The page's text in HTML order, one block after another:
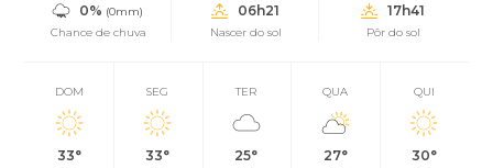
0% (0mm)
Chance de chuva
06h21
Nascer do sol
17h41
Pôr do sol
DOM
33°
SEG
33°
TER
25°
QUA
27°
QUI
30°